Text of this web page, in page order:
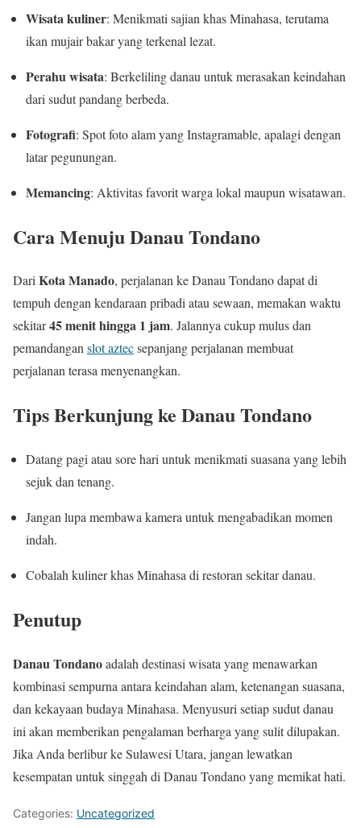
Wisata kuliner: Menikmati sajian khas Minahasa, terutama
ikan mujair bakar yang terkenal lezat.
Perahu wisata: Berkeliling danau untuk merasakan keindahan
dari sudut pandang berbeda.
Fotografi: Spot foto alam yang Instagramable, apalagi dengan
latar pegunungan.
Memancing: Aktivitas favorit warga lokal maupun wisatawan.
Cara Menuju Danau Tondano
DariKota Manado, perjalanan ke Danau Tondano dapat di
tempuh dengan kendaraan pribadi atau sewaan, memakan waktu
sekitar45 menit hingga 1 jam. Jalannya cukup mulus dan
pemandanganslot aztecsepanjang perjalanan membuat
perjalanan terasa menyenangkan.
Tips Berkunjung ke Danau Tondano
Datang pagi atau sore hari untuk menikmati suasana yang lebih
sejuk dan tenang.
Jangan lupa membawa kamera untuk mengabadikan momen
indah.
Cobalah kuliner khas Minahasa di restoran sekitar danau.
Penutup
Danau Tondanoadalah destinasi wisata yang menawarkan
kombinasi sempurna antara keindahan alam, ketenangan suasana,
dan kekayaan budaya Minahasa. Menyusuri setiap sudut danau
ini akan memberikan pengalaman berharga yang sulit dilupakan.
Jika Anda berlibur ke Sulawesi Utara, jangan lewatkan
kesempatan untuk singgah di Danau Tondano yang memikat hati.
Categories: Uncategorized